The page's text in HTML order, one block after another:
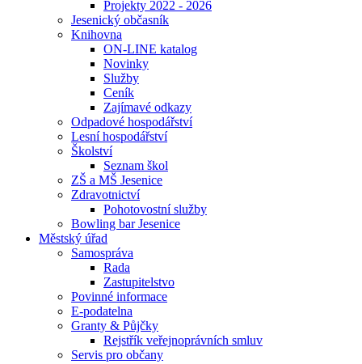
Projekty 2022 - 2026
Jesenický občasník
Knihovna
ON-LINE katalog
Novinky
Služby
Ceník
Zajímavé odkazy
Odpadové hospodářství
Lesní hospodářství
Školství
Seznam škol
ZŠ a MŠ Jesenice
Zdravotnictví
Pohotovostní služby
Bowling bar Jesenice
Městský úřad
Samospráva
Rada
Zastupitelstvo
Povinné informace
E-podatelna
Granty & Půjčky
Rejstřík veřejnoprávních smluv
Servis pro občany